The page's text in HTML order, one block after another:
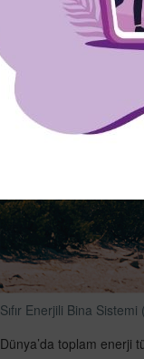
Sıfır Enerjili Bina
Dünya’da toplam enerji